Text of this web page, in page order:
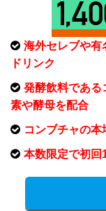
海外セレブや有
ドリンク
発酵飲料である
素や酵母を配合
コンブチャの
本数限定で初回